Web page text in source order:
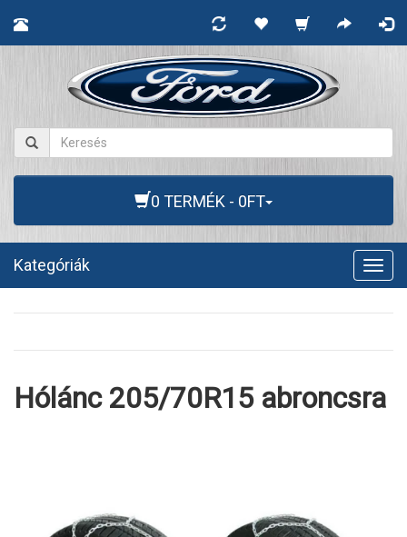
0 TERMÉK - 0FT
Kategóriák
Hólánc 205/70R15 abroncsra